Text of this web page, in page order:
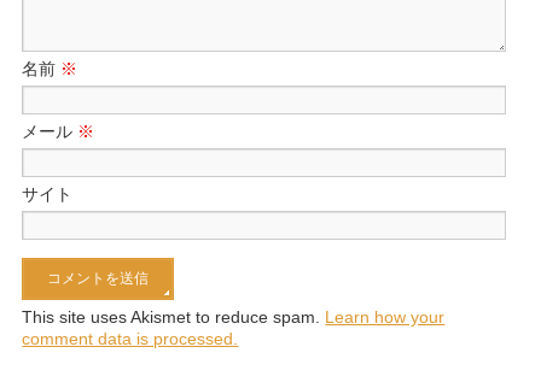
名前 ※
メール ※
サイト
This site uses Akismet to reduce spam. Learn how your
comment data is processed.